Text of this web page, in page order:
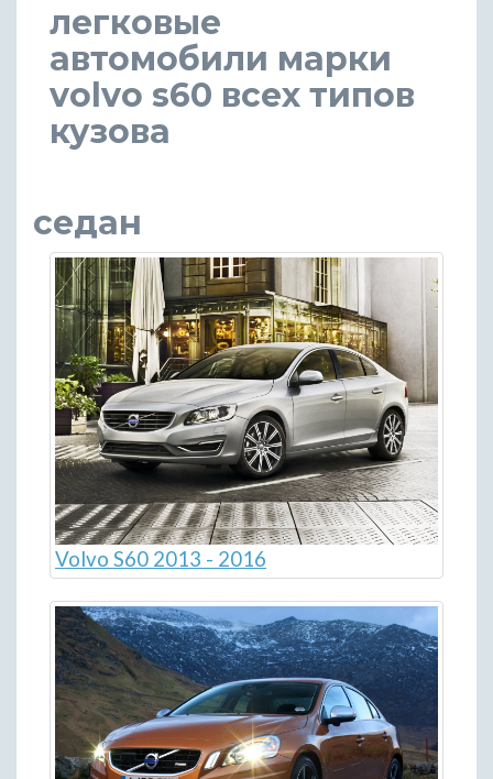
легковые
автомобили марки
volvo s60 всех типов
кузова
седан
Volvo S60 2013 - 2016